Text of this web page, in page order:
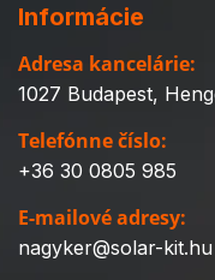
Informácie
Adresa kancelárie:
1027 Budapest,
Telefónne číslo:
+36 30 0805 985
E-mailové adresy:
nagyker@solar-kit.hu